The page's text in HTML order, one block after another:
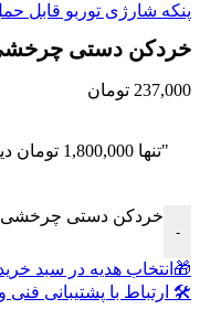
پنکه شارژی توربو قابل
خردکن دستی
237,000 تومان
"تنها 1,800,000 تومان
-
خردکن دستی چرخشی
🎁انتخاب هدیه در سبد خرید بالای
🛠 ارتباط با پشتیبانی